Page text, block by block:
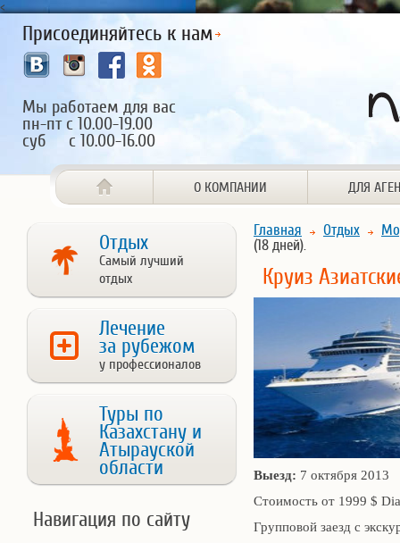
<
Присоединяйтесь к нам
Мы работаем для вас
пн-пт с 10.00-19.00
суб с 10.00-16.00
О КОМПАНИИ ДЛЯ
Отдых
Самый лучший
отдых
Лечение
за рубежом
у профессионалов
Туры по
Казахстану и
Атырауской
области
Навигация по сайту
Главная Отдых
(18 дней).
Круиз
Выезд: 7 октября 2013
Стоимость от 1999 $
Групповой заезд с